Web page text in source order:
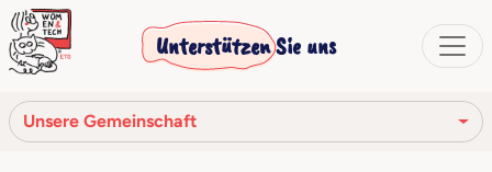
Unterstützen Sie uns
Unsere Gemeinschaft